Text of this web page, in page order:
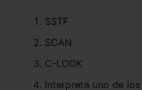
SSTF
SCAN
C-LOOK
Interpreta uno de